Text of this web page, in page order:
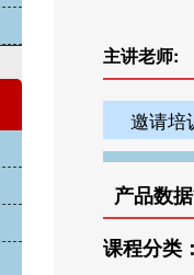
主讲老师:
邀请培
产品数
课程分类：